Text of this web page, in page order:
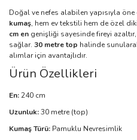
Doğal ve nefes alabilen yapısıyla öne
kumaş, hem ev tekstili hem de özel
cm en genişliği sayesinde fireyi
sağlar. 30 metre top halinde
alımlar için avantajlıdır.
Ürün Özellikleri
En:240 cm
Uzunluk:30 metre (top)
Kumaş Türü: Pamuklu Nevresimlik